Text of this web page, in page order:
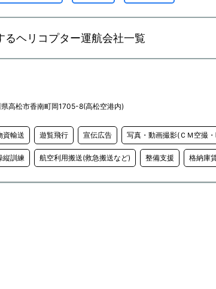
るヘリコプター運航会社一覧
高松市香南町岡1705-8(高松空港内)
資輸送 遊覧飛行 宣伝広告 写真・動画撮影(ＣＭ空撮
縦訓練 航空利用搬送(救急搬送など) 整備支援 格納庫